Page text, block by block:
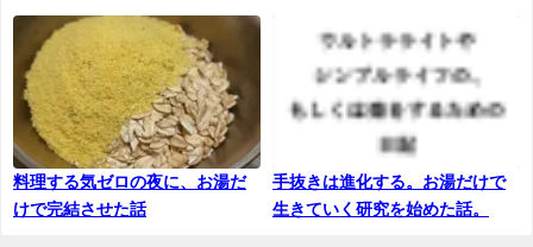
料理する気ゼロの夜に、お湯だ
けで完結させた話
手抜きは進化する。お湯だけで
生きていく研究を始めた話。